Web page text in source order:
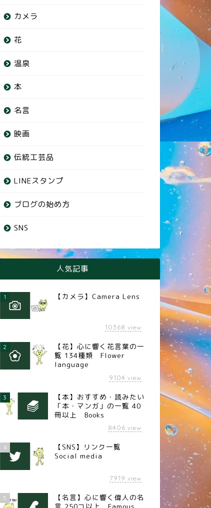
カメラ
花
温泉
本
名言
映画
伝統工芸品
LINEスタンプ
ブログの始め方
SNS
人気記事
1 【カメラ】Camera Lens
10368 view
2
【花】心に響く花言葉の一
覧 134種類 Flower
language
9104 view
3
【本】おすすめ・読みたい
「本・マンガ」の一覧 40
冊以上 Books
8406 view
4
【SNS】リンク一覧
Social media
7919 view
5
【名言】心に響く偉人の名
言 250コ以上 Famous